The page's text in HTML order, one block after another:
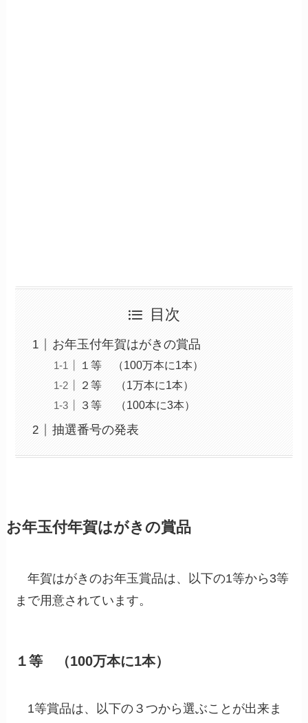
目次
お年玉付年賀はがきの賞品
１等 （100万本に1本）
２等 （1万本に1本）
３等 （100本に3本）
抽選番号の発表
お年玉付年賀はがき の賞品
年賀はがきのお年玉賞品は、以下の1等から3等
まで用意されています。
１等 （100万本に1本）
1等賞品は、以下の３つから選ぶことが出来ま